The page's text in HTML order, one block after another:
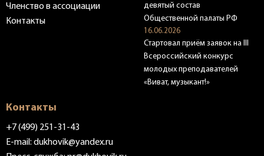
Членство в ассоциации
Контакты
девятый состав
Общественной палаты РФ
16.06.2026
Стартовал приём заявок на III
Всероссийский конкурс
молодых преподавателей
«Виват, музыкант!»
Контакты
+7 (499) 251-31-43
E-mail: dukhovik@yandex.ru